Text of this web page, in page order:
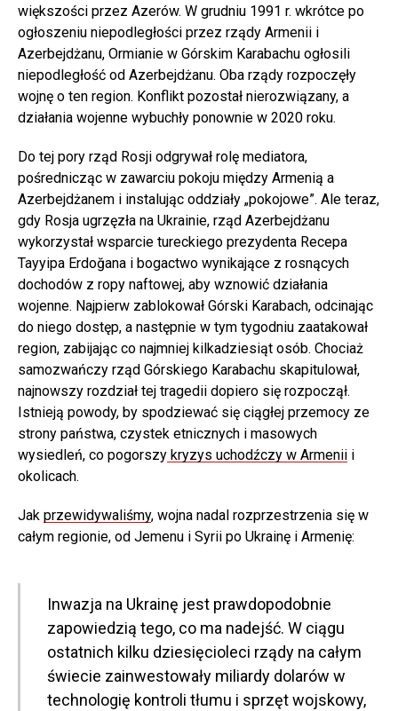
większości przez Azerów. W grudniu 1991 r. wkrótce po
ogłoszeniu niepodległości przez rządy Armenii i
Azerbejdżanu, Ormianie w Górskim Karabachu ogłosili
niepodległość od Azerbejdżanu. Oba rządy rozpoczęły
wojnę o ten region. Konflikt pozostał nierozwiązany, a
działania wojenne wybuchły ponownie w 2020 roku.
Do tej pory rząd Rosji odgrywał rolę mediatora,
pośrednicząc w zawarciu pokoju między Armenią a
Azerbejdżanem i instalując oddziały „pokojowe”. Ale teraz,
gdy Rosja ugrzęzła na Ukrainie, rząd Azerbejdżanu
wykorzystał wsparcie tureckiego prezydenta Recepa
Tayyipa Erdoğana i bogactwo wynikające z rosnących
dochodów z ropy naftowej, aby wznowić działania
wojenne. Najpierw zablokował Górski Karabach, odcinając
do niego dostęp, a następnie w tym tygodniu zaatakował
region, zabijając co najmniej kilkadziesiąt osób. Chociaż
samozwańczy rząd Górskiego Karabachu skapitulował,
najnowszy rozdział tej tragedii dopiero się rozpoczął.
Istnieją powody, by spodziewać się ciągłej przemocy ze
strony państwa, czystek etnicznych i masowych
wysiedleń, co pogorszy kryzys uchodźczy w Armenii i
okolicach.
Jak przewidywaliśmy, wojna nadal rozprzestrzenia się w
całym regionie, od Jemenu i Syrii po Ukrainę i Armenię:
Inwazja na Ukrainę jest prawdopodobnie
zapowiedzią tego, co ma nadejść. W ciągu
ostatnich kilku dziesięcioleci rządy na całym
świecie zainwestowały miliardy dolarów w
technologię kontroli tłumu i sprzęt wojskowy,